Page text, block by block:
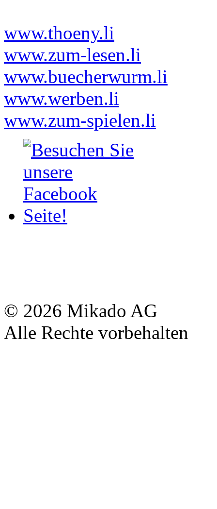
www.thoeny.li
www.zum-lesen.li
www.buecherwurm.li
www.werben.li
www.zum-spielen.li
© 2026 Mikado AG
Alle Rechte vorbehalten